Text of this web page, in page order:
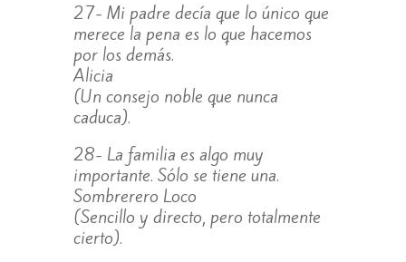
27- Mi padre decía que lo único que
merece la pena es lo que hacemos
por los demás.
Alicia
(Un consejo noble que nunca
caduca).
28- La familia es algo muy
importante. Sólo se tiene una.
Sombrerero Loco
(Sencillo y directo, pero totalmente
cierto).